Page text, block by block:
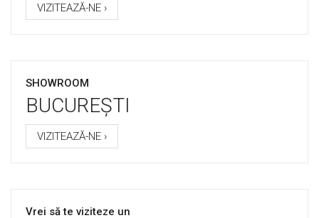
VIZITEAZĂ-NE ›
SHOWROOM
BUCUREȘTI
VIZITEAZĂ-NE ›
Vrei să te viziteze un